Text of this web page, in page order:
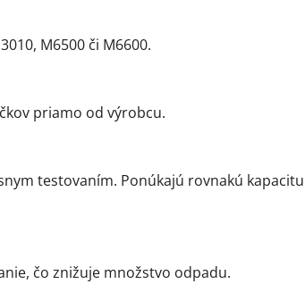
M6500 či M6600.
priamo od výrobcu.
testovaním. Ponúkajú rovnakú
čo znižuje množstvo odpadu.